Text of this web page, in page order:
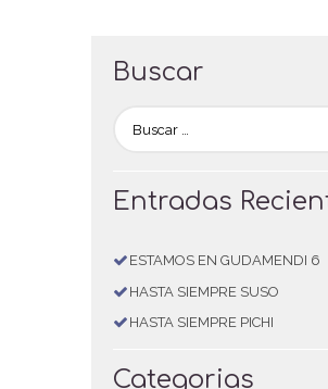
Buscar
Entradas
ESTAMOS EN GUDAMENDI 6
HASTA SIEMPRE SUSO
HASTA SIEMPRE PICHI
Categorias